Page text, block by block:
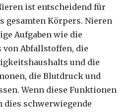
ist entscheidend für
gesamten Körpers. Nieren
Aufgaben wie die
von Abfallstoffen, die
und die
die Blutdruck und
Wenn diese Funktionen
dies schwerwiegende